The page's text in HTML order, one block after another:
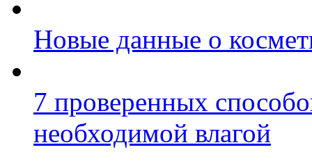
Новые данные о
7 проверенных
необходимой влагой